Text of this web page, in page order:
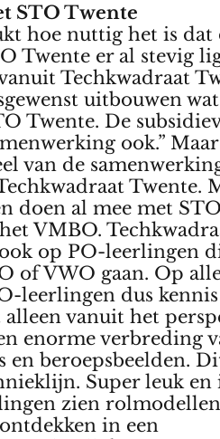
STO Twente
hoe nuttig het is dat
Twente er al stevig
Techkwadraat
uitbouwen
Twente. De
ook.”
van de
Twente.
doen al mee met
VMBO.
op PO-leerlingen
of VWO gaan. Op
leerlingen dus
vanuit het
enorme verbreding
en beroepsbeelden.
Super leuk
zien
in een